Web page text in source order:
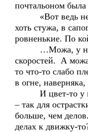
почтальоном
«Вот ведь не
хоть стужа, в
ровненькие. По
…Можа, у них
скоростей. А
то что-то слабо
в огне,
И цвет-то у
– так для
больше, чем
делах к движку-